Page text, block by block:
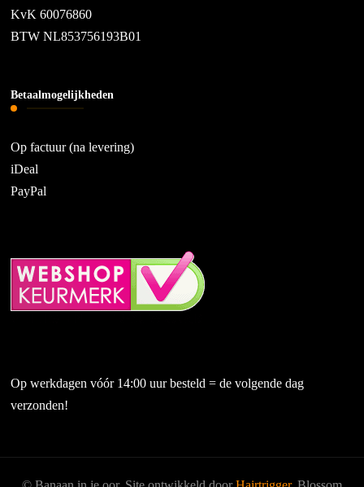
KvK 60076860
BTW NL853756193B01
Betaalmogelijkheden
Op factuur (na levering)
iDeal
PayPal
Op werkdagen vóór 14:00 uur besteld = de volgende dag
verzonden!